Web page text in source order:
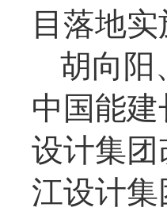
目落地
胡向阳
中国能
设计集
江设计